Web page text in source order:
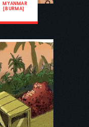
MYANMAR
[BURMA]